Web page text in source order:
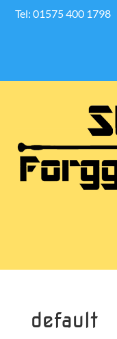
Tel: 01575 400 1798
default